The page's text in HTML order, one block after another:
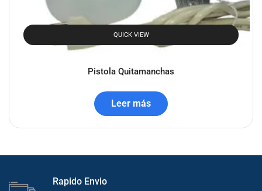
QUICK VIEW
Pistola Quitamanchas
Leer más
Rapido Envio